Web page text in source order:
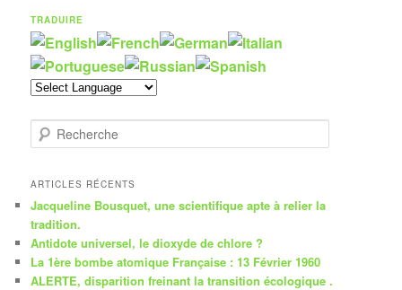
TRADUIRE
e
h
r
c
h
e
ARTICLES RÉCENTS
Jacqueline Bousquet, une scientifique apte à relier la
tradition.
Antidote universel, le dioxyde de chlore ?
La 1ère bombe atomique Française : 13 Février 1960
ALERTE, disparition freinant la transition écologique .